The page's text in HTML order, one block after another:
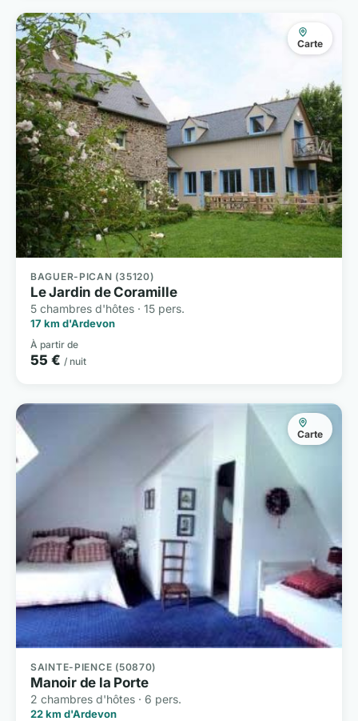
Carte
BAGUER-PICAN (35120)
Le Jardin de Coramille
5 chambres d'hôtes · 15 pers.
17 km d'Ardevon
À partir de
55 € / nuit
Carte
SAINTE-PIENCE (50870)
Manoir de la Porte
2 chambres d'hôtes · 6 pers.
22 km d'Ardevon